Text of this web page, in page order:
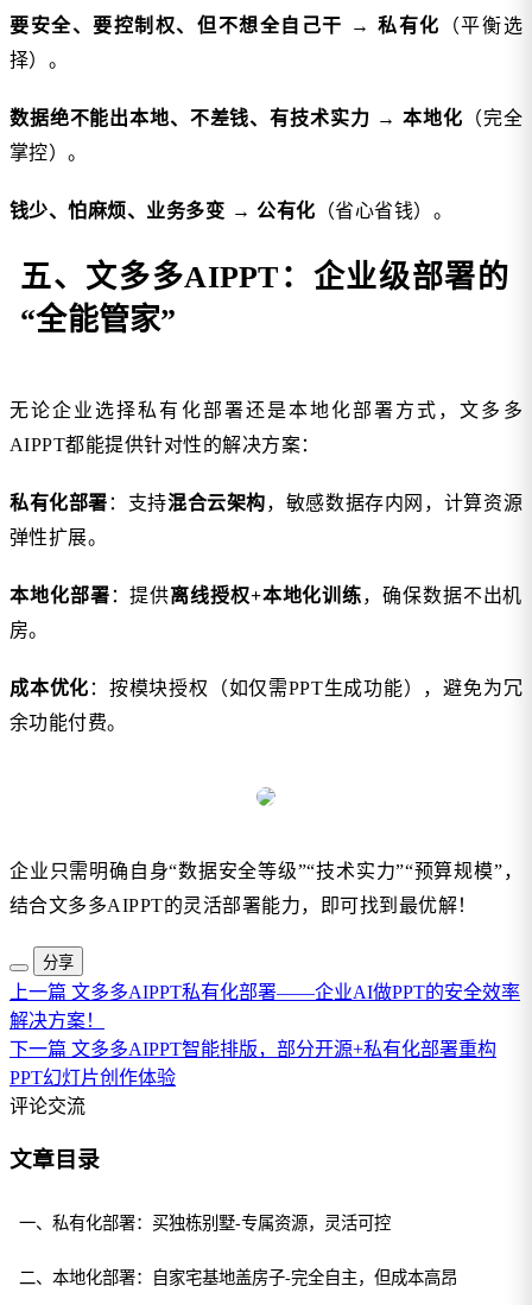
要安全、要控制权、但不想全自己干 →私有化
（平衡选
择）。
数据绝不能出本地、不差钱、有技术实力 →本地化 （完全
掌控）。
钱少、怕麻烦、业务多变 →公有化 （省心省钱）。
五、文多多AIPPT：企业级部署的
“全能管家”
无论企业选择私有化部署还是本地化部署方式，文多多
AIPPT都能提供针对性的解决方案：
私有化部署 ：支持混合云架构，敏感数据存内网，计算资源
弹性扩展。
本地化部署 ：提供离线授权+本地化训练，确保数据不出机
房。
成本优化 ：按模块授权（如仅需PPT生成功能），避免为冗
余功能付费。
企业只需明确自身“数据安全等级”“技术实力”“预算规模”，
结合文多多AIPPT的灵活部署能力，即可找到最优解！
分享
上一篇 文多多AIPPT私有化部署——企业AI做PPT的安全效率
解决方案！
下一篇 文多多AIPPT智能排版，部分开源+私有化部署重构
PPT幻灯片创作体验
评论交流
文章目录
一、私有化部署：买独栋别墅-专属资源，灵活可控
二、本地化部署：自家宅基地盖房子-完全自主，但成本高昂